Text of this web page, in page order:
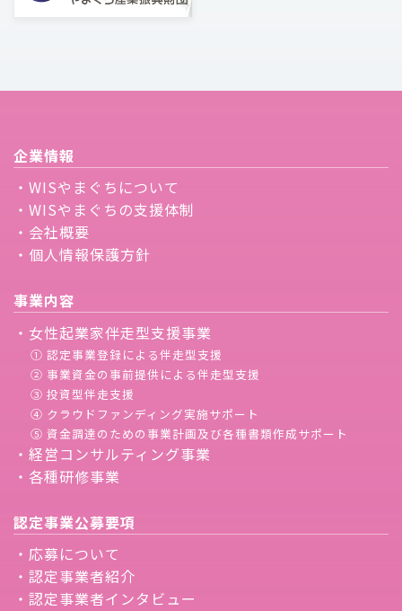
企業情報
・WISやまぐちについて
・WISやまぐちの支援体制
・会社概要
・個人情報保護方針
事業内容
・女性起業家伴走型支援事業
① 認定事業登録による伴走型支援
② 事業資金の事前提供による伴走型支援
③ 投資型伴走支援
④ クラウドファンディング実施サポート
⑤ 資金調達のための事業計画及び各種書類作成サポート
・経営コンサルティング事業
・各種研修事業
認定事業公募要項
・応募について
・認定事業者紹介
・認定事業者インタビュー